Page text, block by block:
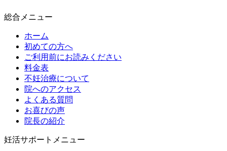
総合メニュー
ホーム
初めての方へ
ご利用前にお読みください
料金表
不妊治療について
院へのアクセス
よくある質問
お喜びの声
院長の紹介
妊活サポートメニュー